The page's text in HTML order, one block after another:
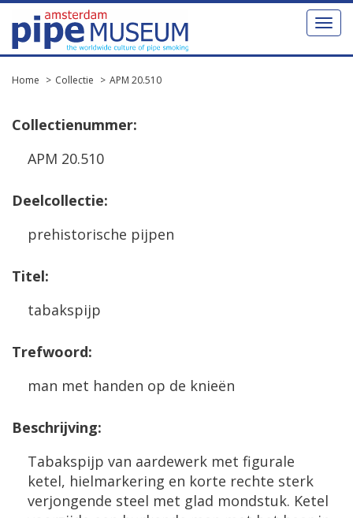
Toggle
Home Collectie APM 20.510
Collectienummer:
APM 20.510
Deelcollectie:
prehistorische pijpen
Titel:
tabakspijp
Trefwoord:
man met handen op de knieën
Beschrijving:
Tabakspijp van aardewerk met figurale
ketel, hielmarkering en korte rechte sterk
verjongende steel met glad mondstuk. Ketel